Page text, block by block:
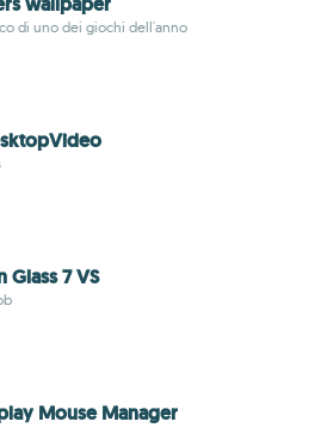
di uno dei giochi dell'anno
Glass 7 VS
Mouse Manager